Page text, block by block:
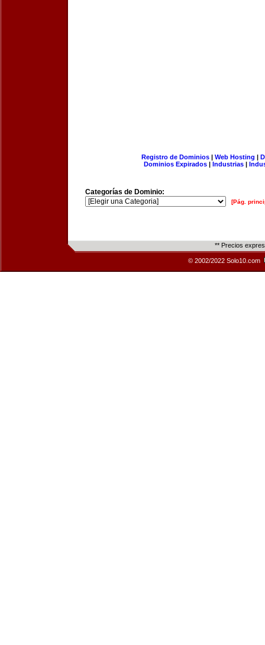
Registro de Dominios| Web Hosting |
Dominios Expirados | Industrias |
Categorías de Dominio:
[Pág.
** Precios
© 2002/2022 Solo10.com